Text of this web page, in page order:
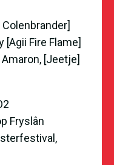
[Agii Fire Flame]
[Jeetje]
Fryslân